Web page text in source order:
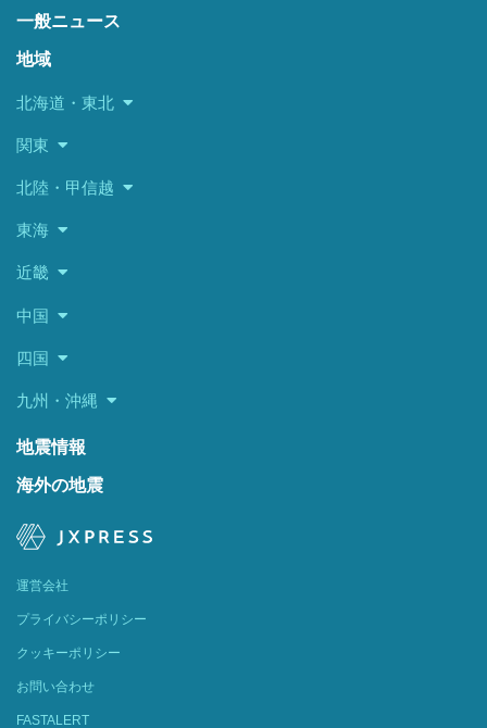
一般ニュース
地域
北海道・東北
関東
北陸・甲信越
東海
近畿
中国
四国
九州・沖縄
地震情報
海外の地震
運営会社
プライバシーポリシー
クッキーポリシー
お問い合わせ
FASTALERT